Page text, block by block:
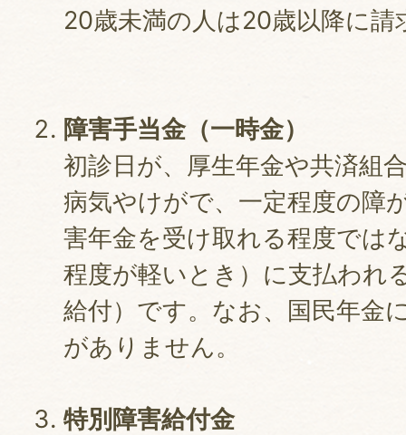
20歳未満の人は20歳以降に請
障害手当金（一時金）
初診日が、厚生年金や共済組
病気やけがで、一定程度の障
害年金を受け取れる程度では
程度が軽いとき）に支払われ
給付）です。なお、国民年金
がありません。
特別障害給付金